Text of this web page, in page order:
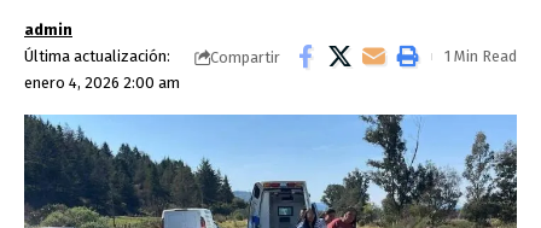
Última actualización:
enero 4, 2026 2:00 am
admin
Compartir
1 Min Read